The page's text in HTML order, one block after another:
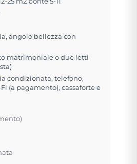
angolo bellezza con
matrimoniale o due letti
condizionata, telefono,
(a pagamento), cassaforte e